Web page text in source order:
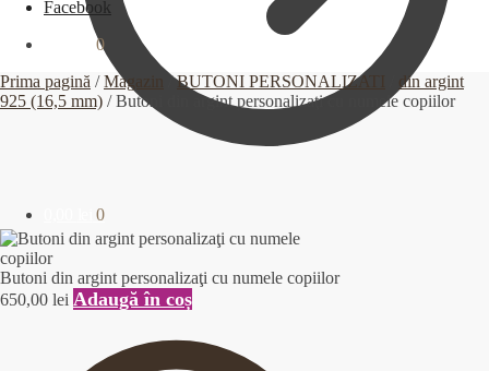
0
Facebook
0
Prima pagină /Magazin /BUTONI PERSONALIZATI
din argint
925 (16,5 mm) /Butoni din argint personalizaţi cu numele copiilor
Butoni din argint personalizaţi cu numele copiilor
650,00 lei Adaugă în coș